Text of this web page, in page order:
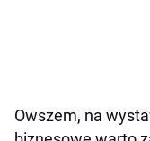
Owszem, na